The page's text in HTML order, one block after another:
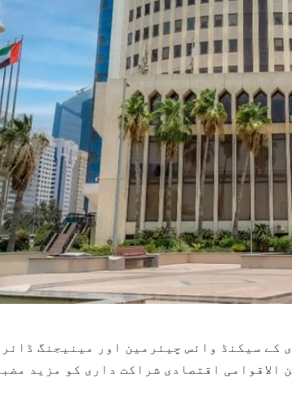
اینڈ انڈسٹری کے سیکنڈ وائس چیئرمین اور مینیجنگ
کرے گا تاکہ بین الاقوامی اقتصادی شراکت داری کو